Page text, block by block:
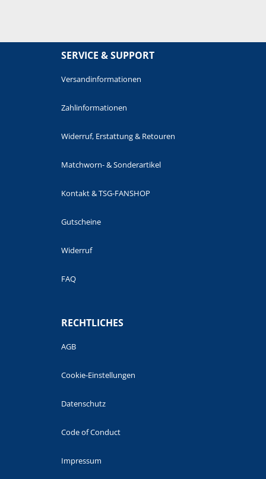
SERVICE & SUPPORT
Versandinformationen
Zahlinformationen
Widerruf, Erstattung & Retouren
Matchworn- & Sonderartikel
Kontakt & TSG-FANSHOP
Gutscheine
Widerruf
FAQ
RECHTLICHES
AGB
Cookie-Einstellungen
Datenschutz
Code of Conduct
Impressum